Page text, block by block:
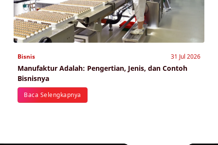
Bisnis 31 Jul 2026
Manufaktur Adalah: Pengertian, Jenis, dan Contoh
Bisnisnya
Baca Selengkapnya